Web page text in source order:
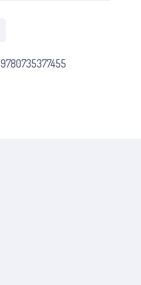
9780735377455